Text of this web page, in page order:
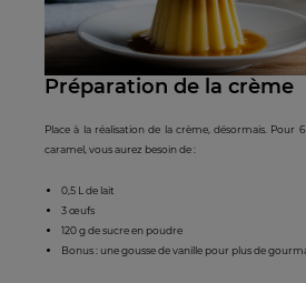
Préparation de la crème
Place à la réalisation de la crème, désormais. Pour
caramel, vous aurez besoin de :
0,5 L de lait
3 œufs
120 g de sucre en poudre
Bonus : une gousse de vanille pour plus de